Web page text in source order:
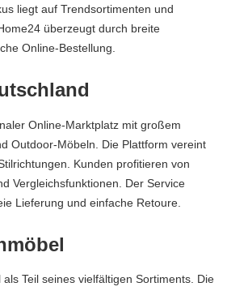
liegt auf Trendsortimenten und
überzeugt durch breite
Online-Bestellung.
Online-Marktplatz mit großem
Outdoor-Möbeln. Die Plattform vereint
Kunden profitieren von
Vergleichsfunktionen. Der Service
Lieferung und einfache Retoure.
Teil seines vielfältigen Sortiments. Die